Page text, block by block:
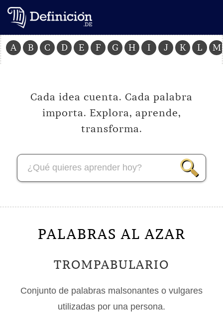
A B C D E F G H I J K L M
Cada idea cuenta. Cada palabra
importa. Explora, aprende,
transforma.
¿Qué quieres aprender hoy?
PALABRAS AL AZAR
TROMPABULARIO
Conjunto de palabras malsonantes o vulgares
utilizadas por una persona.